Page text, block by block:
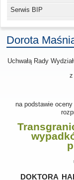
Serwis BIP
Dorota
Uchwałą Rady
z
na podstawie
doktora